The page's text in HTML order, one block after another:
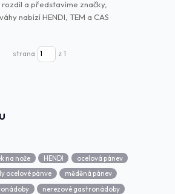
na nože HENDI
ocelová pánev
ocelové pánve
měděná pánev
nerezové gastronádoby
rozdíl a představíme značky,
nabízí HENDI, TEM a CAS
strana z 1